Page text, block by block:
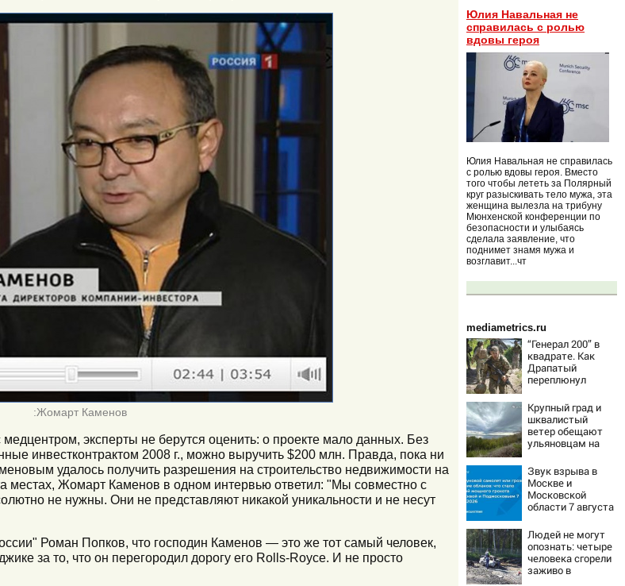
:Жомарт Каменов
эксперты не берутся оценить: о проекте мало данных. Без
инвестконтрактом 2008 г., можно выручить $200 млн. Правда, пока ни
удалось получить разрешения на строительство недвижимости на
местах, Жомарт Каменов в одном интервью ответил: "Мы совместно с
не нужны. Они не представляют никакой уникальности и не несут
Роман Попков, что господин Каменов — это же тот самый человек,
за то, что он перегородил дорогу его Rolls-Royce. И не просто
Юлия Навальная не
справилась с ролью
вдовы героя
Юлия Навальная не справилась
с ролью вдовы героя. Вместо
того чтобы лететь за Полярный
круг разыскивать тело мужа, эта
женщина вылезла на трибуну
Мюнхенской конференции по
безопасности и улыбаясь
сделала заявление, что
поднимет знамя мужа и
возглавит...чт
mediametrics.ru
“Генерал 200” в
квадрате. Как
Драпатый
переплюнул
Крупный град и
шквалистый
ветер обещают
ульяновцам на
Звук взрыва в
Москве и
Московской
области 7 августа
Причины,
источник, откуда
был громкий
хлопок
Людей не могут
опознать: четыре
человека сгорели
заживо в